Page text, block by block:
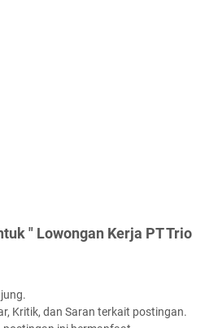
" Lowongan Kerja PT Trio
Kritik, dan Saran terkait postingan.